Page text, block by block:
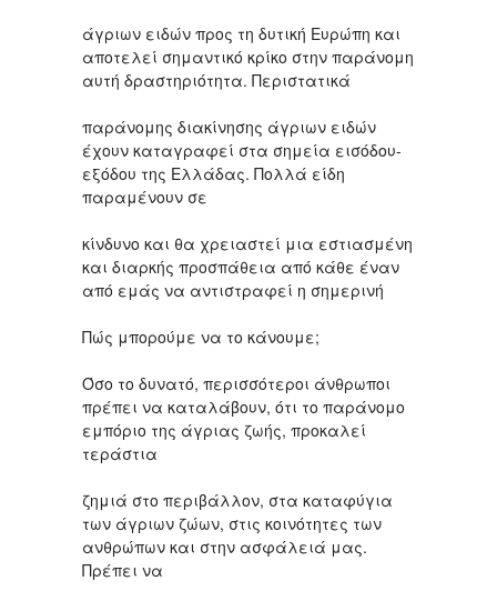
άγριων ειδών προς τη δυτική Ευρώπη και
αποτελεί σημαντικό κρίκο στην παράνομη
αυτή δραστηριότητα. Περιστατικά
παράνομης διακίνησης άγριων ειδών
έχουν καταγραφεί στα σημεία εισόδου-
εξόδου της Ελλάδας. Πολλά είδη
παραμένουν σε
κίνδυνο και θα χρειαστεί μια εστιασμένη
και διαρκής προσπάθεια από κάθε έναν
από εμάς να αντιστραφεί η σημερινή
Πώς μπορούμε να το κάνουμε;
Όσο το δυνατό, περισσότεροι άνθρωποι
πρέπει να καταλάβουν, ότι το παράνομο
εμπόριο της άγριας ζωής, προκαλεί
τεράστια
ζημιά στο περιβάλλον, στα καταφύγια
των άγριων ζώων, στις κοινότητες των
ανθρώπων και στην ασφάλειά μας.
Πρέπει να